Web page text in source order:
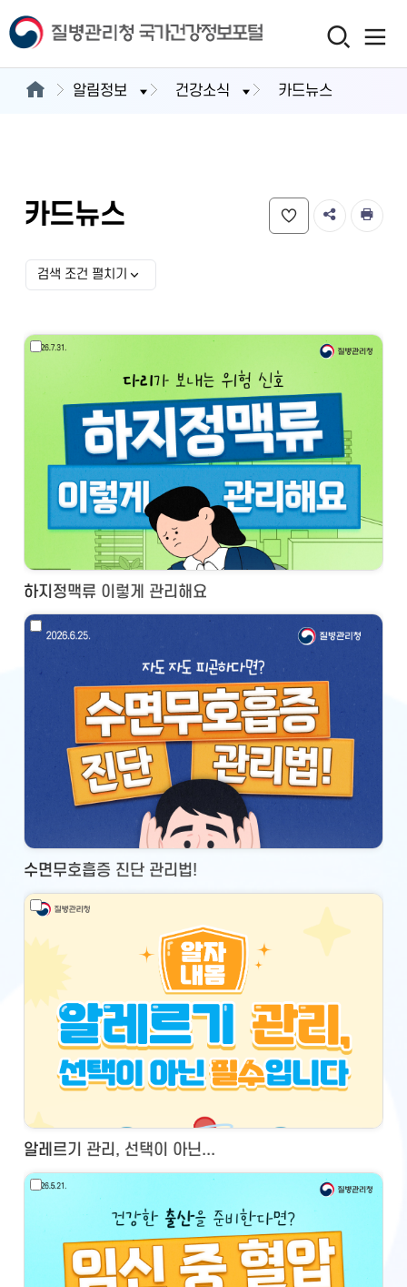
알림정보 건강소식 카드뉴스
카드뉴스
검색 조건 선택
검색 조건 펼치기
하지정맥류 이렇게 관리해요
수면무호흡증 진단 관리법!
알레르기 관리, 선택이 아닌...